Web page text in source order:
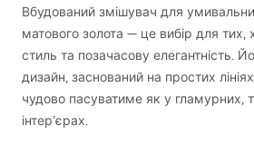
Вбудований змішувач для
матового золота — це вибір для тих,
стиль та позачасову елегантність.
дизайн, заснований на простих
чудово пасуватиме як у гламурних,
інтер’єрах.